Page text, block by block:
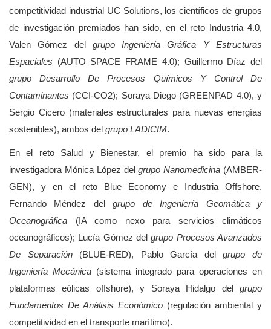
competitividad industrial UC Solutions, los científicos de grupos
de investigación premiados han sido, en el reto Industria 4.0,
Valen Gómez del grupo Ingeniería Gráfica Y Estructuras
Espaciales (AUTO SPACE FRAME 4.0); Guillermo Díaz del
grupo Desarrollo De Procesos Químicos Y Control De
Contaminantes (CCI-CO2); Soraya Diego (GREENPAD 4.0), y
Sergio Cicero (materiales estructurales para nuevas energías
sostenibles), ambos del grupo LADICIM.
En el reto Salud y Bienestar, el premio ha sido para la
investigadora Mónica López delgrupo Nanomedicina (AMBER-
GEN), y en el reto Blue Economy e Industria Offshore,
Fernando Méndez delgrupo de Ingeniería Geomática y
Oceanográfica (IA como nexo para servicios climáticos
oceanográficos); Lucía Gómez delgrupo Procesos Avanzados
De Separación(BLUE-RED), Pablo García delgrupo de
Ingeniería Mecánica (sistema integrado para operaciones en
plataformas eólicas offshore), y Soraya Hidalgo del grupo
Fundamentos De Análisis Económico (regulación ambiental y
competitividad en el transporte marítimo).